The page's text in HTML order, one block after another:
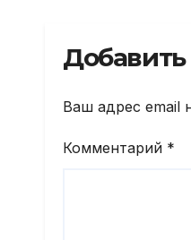
Ваш адрес email
Комментарий *